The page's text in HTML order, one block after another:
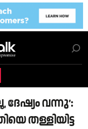
ദേഷ്യം വന്നു’:
തള്ളിയിട്ട